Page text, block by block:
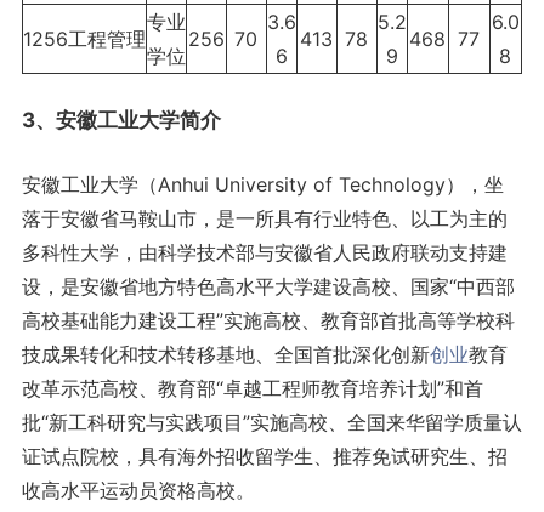
1256工程管理
专业
学位
256 70
3.6
6
413 78
5.2
9
468 77
6.0
8
3、安徽工业大学简介
安徽工业大学（Anhui University of Technology），坐
落于安徽省马鞍山市，是一所具有行业特色、以工为主的
多科性大学，由科学技术部与安徽省人民政府联动支持建
设，是安徽省地方特色高水平大学建设高校、国家“中西部
高校基础能力建设工程”实施高校、教育部首批高等学校科
技成果转化和技术转移基地、全国首批深化创新创业教育
改革示范高校、教育部“卓越工程师教育培养计划”和首
批“新工科研究与实践项目”实施高校、全国来华留学质量认
证试点院校，具有海外招收留学生、推荐免试研究生、招
收高水平运动员资格高校。